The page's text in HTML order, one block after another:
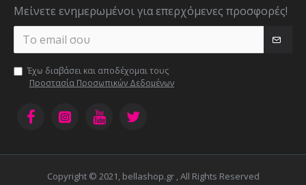
Μείνετε ενημερωμένοι για επερχόμενες προσφορές!
Έχω διαβάσει και αποδέχομαι τους
Προστασία Προσωπικών Δεδομένων
Copyright © 2021, bellashop.gr , All Rights Reserved